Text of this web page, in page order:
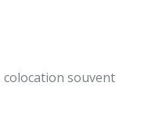
colocation souvent